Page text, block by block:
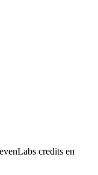
credits en